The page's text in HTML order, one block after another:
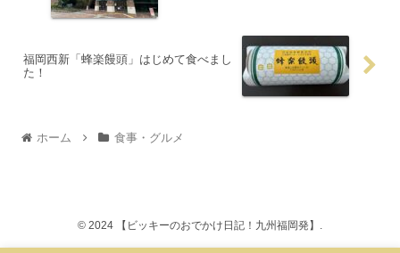
福岡西新「蜂楽饅頭」はじめて食べまし
た！
ホーム 食事・グルメ
© 2024 【ビッキーのおでかけ日記！九州福岡発】.